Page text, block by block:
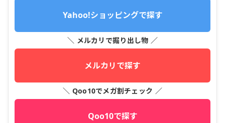
Yahoo!ショッピングで探す
＼ メルカリで掘り出し物 ／
メルカリで探す
＼ Qoo10でメガ割チェック ／
Qoo10で探す